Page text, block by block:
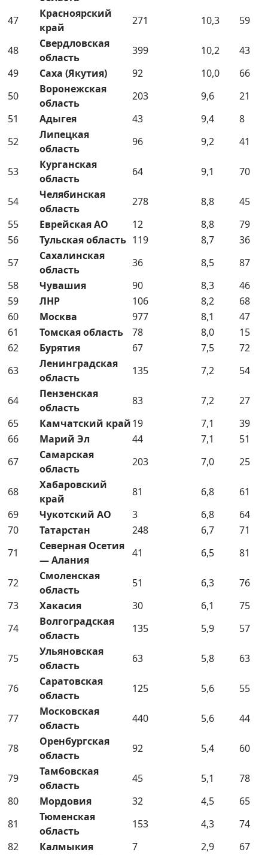
47
Красноярский
край
271 10,3 59
48
Свердловская
область
399 10,2
43
49
Саха (Якутия) 92 10,0
66
50
Воронежская
область
203 9,6
21
51
Адыгея 43 9,4
8
52
Липецкая
область
96 9,2 41
53
Курганская
область
64 9,1 70
54
Челябинская
область
278 8,8
45
55
Еврейская АО 12 8,8
79
56
Тульская область 119 8,7
36
57
Сахалинская
область
36 8,5
87
58
Чувашия 90 8,3
46
59
ЛНР 106 8,2
68
60
Москва 977 8,1
47
61
Томская область 78 8,0
15
62
Бурятия 67 7,5
72
63
Ленинградская
область
135 7,2 54
64
Пензенская
область
83 7,2
27
65
Камчатский край19 7,1
39
66
Марий Эл 44 7,1
51
67
Самарская
область
203 7,0 25
68
Хабаровский
край
81 6,8
61
69
Чукотский АО 3 6,8
64
70
Татарстан 248 6,7
71
71
Северная Осетия
— Алания
41 6,5 81
72
Смоленская
область
51 6,3
76
73
Хакасия 30 6,1
75
74
Волгоградская
область
135 5,9 57
75
Ульяновская
область
63 5,8 63
76
Саратовская
область
125 5,6 55
77
Московская
область
440 5,6 44
78
Оренбургская
область
92 5,4 60
79
Тамбовская
область
45 5,1
78
80
Мордовия 32 4,5
65
81
Тюменская
область
153 4,3
74
82
Калмыкия 7 2,9
67